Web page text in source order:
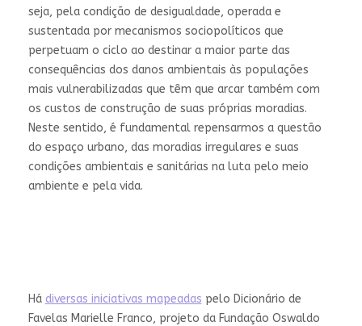
seja, pela condição de desigualdade, operada e
sustentada por mecanismos sociopolíticos que
perpetuam o ciclo ao destinar a maior parte das
consequências dos danos ambientais às populações
mais vulnerabilizadas que têm que arcar também com
os custos de construção de suas próprias moradias.
Neste sentido, é fundamental repensarmos a questão
do espaço urbano, das moradias irregulares e suas
condições ambientais e sanitárias na luta pelo meio
ambiente e pela vida.
Há diversas iniciativas mapeadas pelo Dicionário de
Favelas Marielle Franco, projeto da Fundação Oswaldo